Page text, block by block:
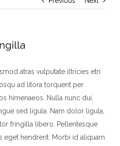
atras vulputate iltricies etri
ad litora torquent per
himenaeos. Nulla nunc dui,
sed ligula. Nam dolor ligula,
fringilla libero. Pellentesque
eget hendrerit. Morbi id aliquam